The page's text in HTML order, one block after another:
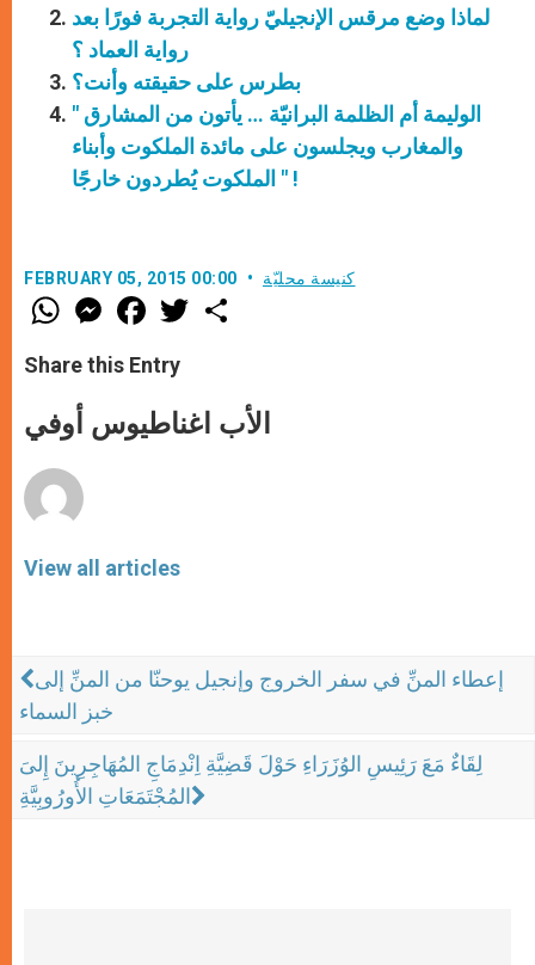
لماذا وضع مرقس الإنجيليّ رواية التجربة فورًا بعد
رواية العماد ؟
بطرس على حقيقته وأنت؟
" الوليمة أم الظلمة البرانيّة … يأتون من المشارق
والمغارب ويجلسون على مائدة الملكوت وأبناء
الملكوت يُطردون خارجًا " !
FEBRUARY 05, 2015 00:00 كنيسة محليّة
W
h
t
s
p
M
e
s
e
e
F
a
e
b
o
k
w
r
Share this Entry
الأب اغناطيوس أوفي
View all articles
إعطاء المنِّ في سفر الخروج وإنجيل يوحنّا من المنِّ إلى
خبز السماء
لِقَاءٌ مَعَ رَئِيسِ الوُزَرَاءِ حَوْلَ قَضِيَّةِ اِنْدِمَاجِ المُهَاجِرِينَ إِلىَ
المُجْتَمَعَاتِ الأُورُوبِيَّةِ